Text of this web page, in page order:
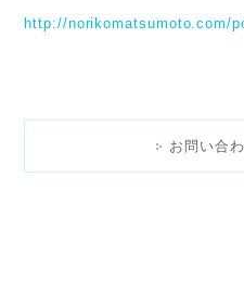
http://norikomatsumoto.com/
お問い合